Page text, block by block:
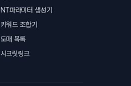
NT파라미터 생성기
키워드 조합기
도매 목록
시크릿링크